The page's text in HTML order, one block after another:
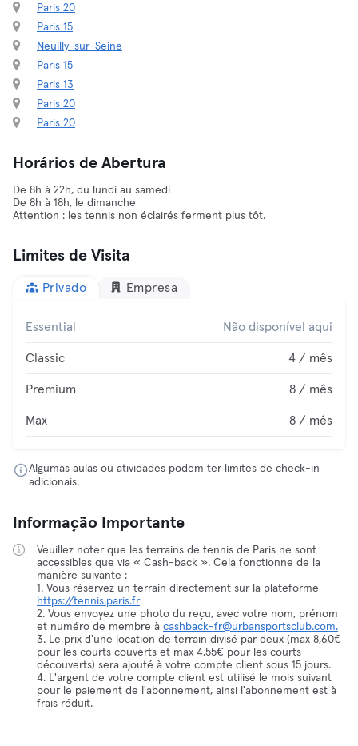
Paris 20
Paris 15
Neuilly-sur-Seine
Paris 15
Paris 13
Paris 20
Paris 20
Horários de Abertura
De 8h à 22h, du lundi au samedi
De 8h à 18h, le dimanche
Attention : les tennis non éclairés ferment plus tôt.
Limites de Visita
Privado Empresa
Essential Não disponível aqui
Classic 4 / mês
Premium 8 / mês
Max 8 / mês
Algumas aulas ou atividades podem ter limites de check-in
adicionais.
Informação Importante
Veuillez noter que les terrains de tennis de Paris ne sont
accessibles que via « Cash-back ». Cela fonctionne de la
manière suivante :
1. Vous réservez un terrain directement sur la plateforme
https://tennis.paris.fr
2. Vous envoyez une photo du reçu, avec votre nom, prénom
et numéro de membre à cashback-fr@urbansportsclub.com.
3. Le prix d'une location de terrain divisé par deux (max 8,60€
pour les courts couverts et max 4,55€ pour les courts
découverts) sera ajouté à votre compte client sous 15 jours.
4. L'argent de votre compte client est utilisé le mois suivant
pour le paiement de l'abonnement, ainsi l'abonnement est à
frais réduit.